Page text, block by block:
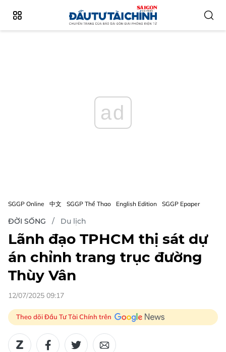
ad
SGGP Online 中文 SGGP Thể Thao English Edition SGGP Epaper
ĐỜI SỐNG Du lịch
Lãnh đạo TPHCM thị sát dự
án chỉnh trang trục đường
Thùy Vân
12/07/2025 09:17
Theo dõi Đầu Tư Tài Chính trên